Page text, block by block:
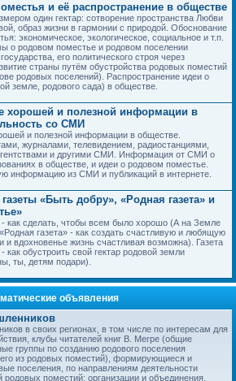
и её распространение в обществе
один гектар: сотворение пространства Любви
образ жизни в гармонии с природой. Обоснование
экономическое, экологическое, социальное и т.п.
о родовом поместье и родовом поселении
его политического строя через
страны путём обустройства родовых поместий
родовых поселений). Распространение идеи о
земле, родового сада) в обществе.
хорошей и полезной информации в
со СМИ
и полезной информации в обществе.
журналами, телевидением, радиостанциями,
и другими СМИ. Информация от СМИ о
в обществе, и идеи о родовом поместье.
информацию из СМИ и публикаций в интернете.
«Быть добру», «Родная газета» и
- как сделать, чтобы всем было хорошо (А на Земле
газета» - как создать счастливую и любящую
вдохновенье жизнь счастливая возможна). Газета
как обустроить свой гектар родовой земли
ты, детям подари).
объявления
в своих регионах, в том числе по интересам для
клубы читателей книг В. Мегре (общие
группы по созданию родового поселения
из родовых поместий), формирующиеся и
поселения, по направлениям деятельности
родовых поместий; организации и объединения,